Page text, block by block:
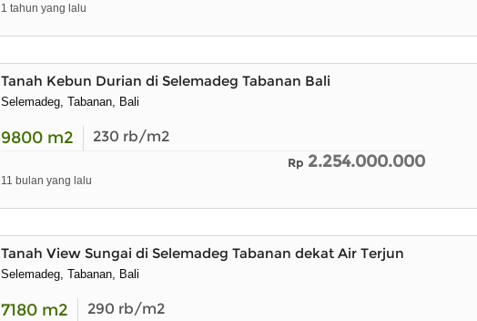
1 tahun yang lalu
Tanah Kebun Durian di Selemadeg Tabanan Bali
Selemadeg, Tabanan, Bali
9800 m2 230 rb/m2
Rp 2.254.000.000
11 bulan yang lalu
Tanah View Sungai di Selemadeg Tabanan dekat Air Terjun
Selemadeg, Tabanan, Bali
7180 m2 290 rb/m2